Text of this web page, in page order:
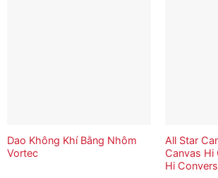
Dao Không Khí Bằng Nhôm
Vortec
All Star
Canvas Hi
Hi